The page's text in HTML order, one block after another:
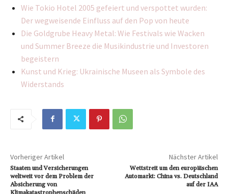
Wie Tokio Hotel 2005 gefeiert und verspottet wurden:
Der wegweisende Einfluss auf den Pop von heute
Die Goldgrube Heavy Metal: Wie Festivals wie Wacken
und Summer Breeze die Musikindustrie und Investoren
begeistern
Kunst und Krieg: Ukrainische Museen als Symbole des
Widerstands
Vorheriger Artikel
Staaten und Versicherungen
weltweit vor dem Problem der
Absicherung von
Nächster Artikel
Wettstreit um den europäischen
Automarkt: China vs. Deutschland
auf der IAA